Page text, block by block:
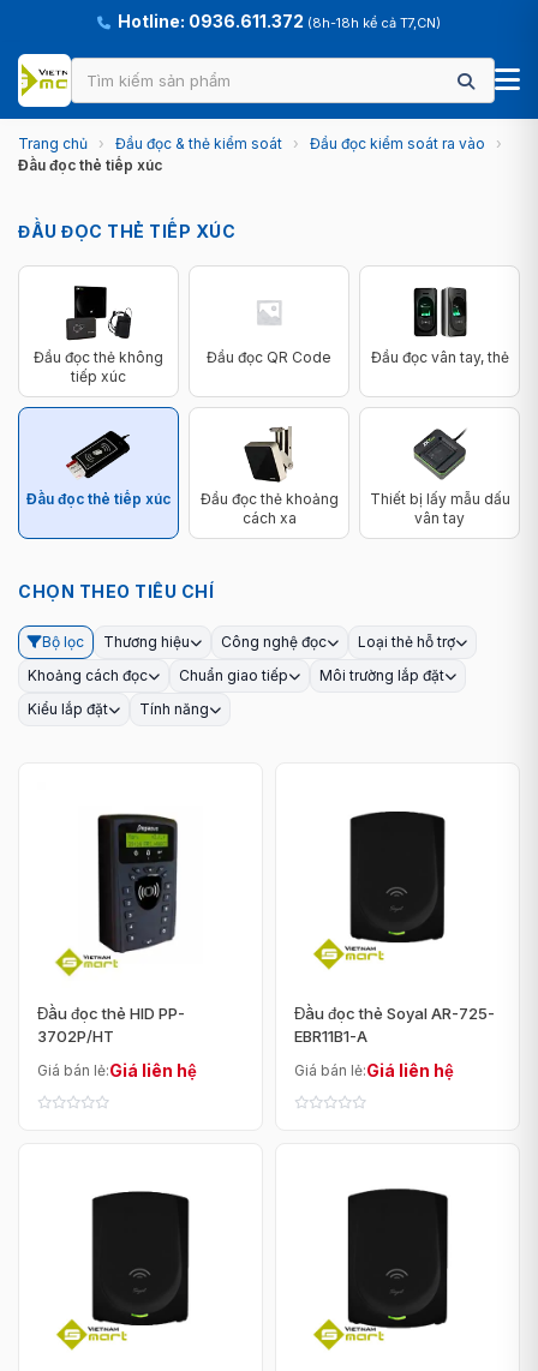
Hotline: 0936.611.372 (8h-18h kể cả T7,CN)
Trang chủ › Đầu đọc & thẻ kiểm soát › Đầu đọc kiểm soát ra vào
›
Đầu đọc thẻ tiếp xúc
ĐẦU ĐỌC THẺ TIẾP XÚC
Đầu đọc thẻ không
tiếp xúc
Đầu đọc QR Code Đầu đọc vân tay, thẻ
Đầu đọc thẻ tiếp xúc
Đầu đọc thẻ khoảng
cách xa
Thiết bị lấy mẫu dấu
vân tay
CHỌN THEO TIÊU CHÍ
Bộ lọc Thương hiệu Công nghệ đọc
Loại thẻ hỗ trợ
Khoảng cách đọc
Chuẩn giao tiếp
Môi trường lắp đặt
Kiểu lắp đặt
Tính năng
Đầu đọc thẻ HID PP-
3702P/HT
Giá bán lẻ:Giá liên hệ
Đầu đọc thẻ Soyal AR-725-
EBR11B1-A
Giá bán lẻ:Giá liên hệ